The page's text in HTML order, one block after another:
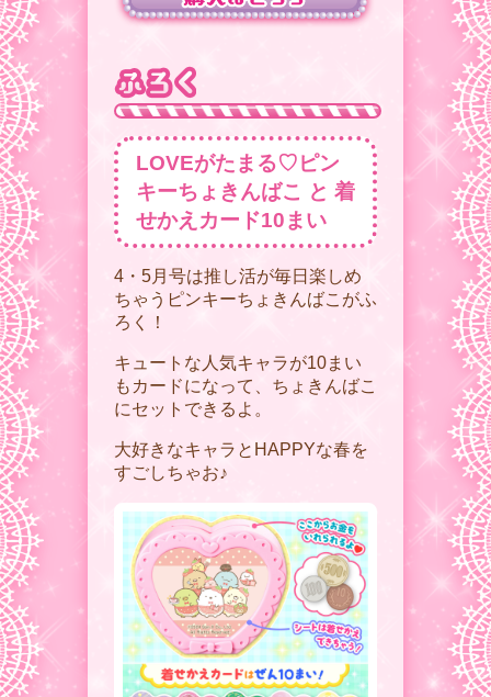
LOVEがたまる♡ピン
キーちょきんばこ と 着
せかえカード10まい
4・5月号は推し活が毎日楽しめ
ちゃうピンキーちょきんばこがふ
ろく！
キュートな人気キャラが10まい
もカードになって、ちょきんばこ
にセットできるよ。
大好きなキャラとHAPPYな春を
すごしちゃお♪